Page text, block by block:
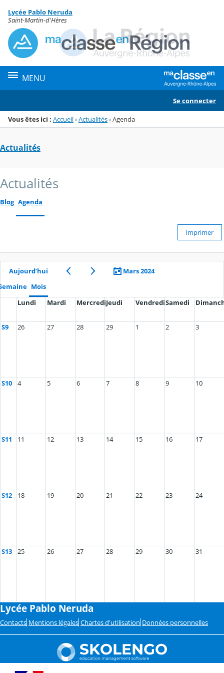
Menu de la rubrique
Contenu
Lycée Pablo Neruda
Saint-Martin-d'Hères
MENU
Se connecter
Vous êtes ici : Accueil›Actualités›Agenda
Actualités
Actualités
Blog Agenda
Imprimer
Aujourd’hui
Mars 2024
Mois
Lundi
Mardi MercrediJeudi VendrediSamedi
S9 26 27 28 29 1 2 3
S10 4 5 6 7 8 9 10
S11 11 12 13 14 15 16 17
S12 18 19 20 21 22 23 24
S13 25 26 27 28 29 30 31
Lycée Pablo Neruda
Contacts Mentions légales Chartes d'utilisation Données personnelles